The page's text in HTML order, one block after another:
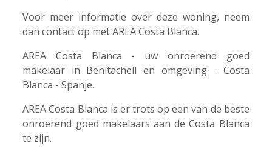
Voor meer informatie over deze woning, neem
dan contact op met AREA Costa Blanca.
AREA Costa Blanca - uw onroerend goed
makelaar in Benitachell en omgeving - Costa
Blanca - Spanje.
AREA Costa Blanca is er trots op een van de beste
onroerend goed makelaars aan de Costa Blanca
te zijn.